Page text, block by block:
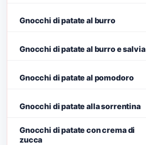
Gnocchi di patate al burro
Gnocchi di patate al burro e salvia
Gnocchi di patate al pomodoro
Gnocchi di patate alla sorrentina
Gnocchi di patate con crema di
zucca